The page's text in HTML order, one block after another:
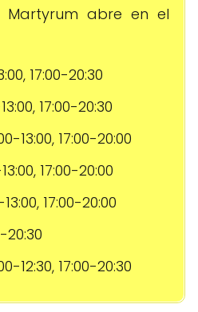
Martyrum abre en el
17:00-20:30
17:00-20:30
13:00, 17:00-20:00
17:00-20:00
13:00, 17:00-20:00
20:30
12:30, 17:00-20:30